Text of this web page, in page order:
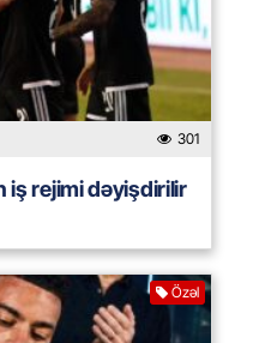
301
iş rejimi dəyişdirilir
Özəl